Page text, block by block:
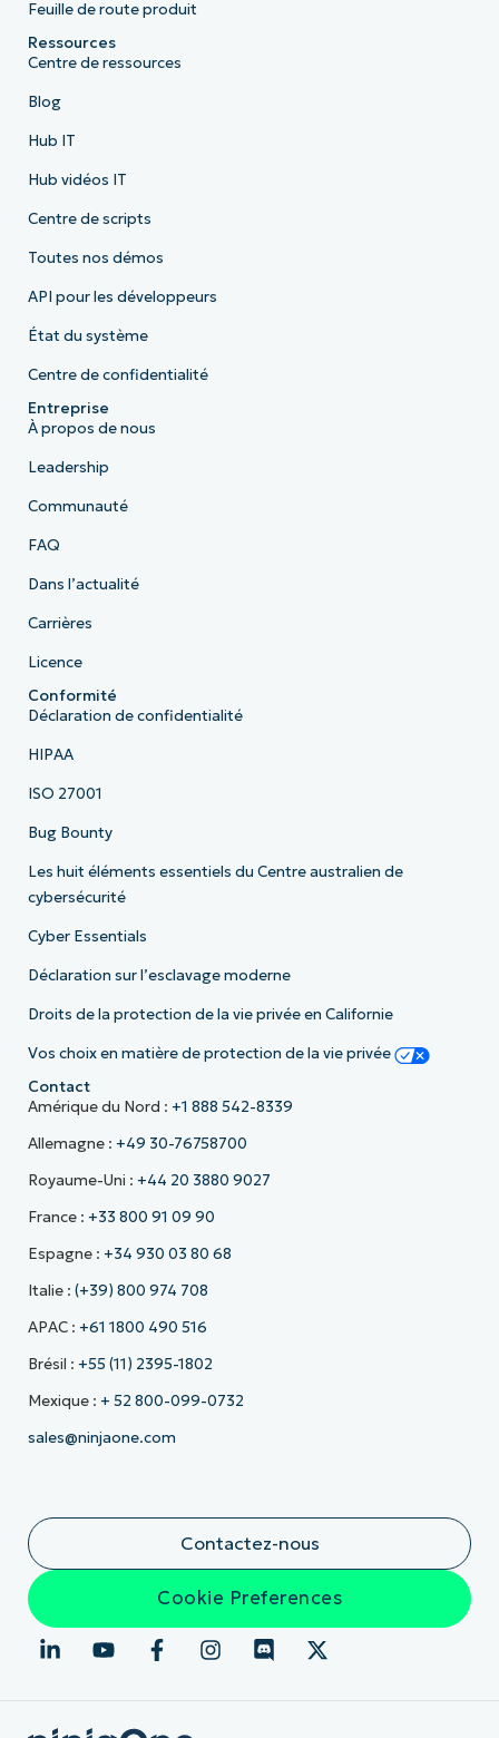
Feuille de route produit
Ressources
Centre de ressources
Blog
Hub IT
Hub vidéos IT
Centre de scripts
Toutes nos démos
API pour les développeurs
État du système
Centre de confidentialité
Entreprise
À propos de nous
Leadership
Communauté
FAQ
Dans l’actualité
Carrières
Licence
Conformité
Déclaration de confidentialité
HIPAA
ISO 27001
Bug Bounty
Les huit éléments essentiels du Centre australien de
cybersécurité
Cyber Essentials
Déclaration sur l’esclavage moderne
Droits de la protection de la vie privée en Californie
Vos choix en matière de protection de la vie privée
Contact
Amérique du Nord : +1 888 542-8339
Allemagne : +49 30-76758700
Royaume-Uni : +44 20 3880 9027
France : +33 800 91 09 90
Espagne : +34 930 03 80 68
Italie : (+39) 800 974 708
APAC : +61 1800 490 516
Brésil : +55 (11) 2395-1802
Mexique : + 52 800-099-0732
sales@ninjaone.com
Contactez-nous
Cookie Preferences